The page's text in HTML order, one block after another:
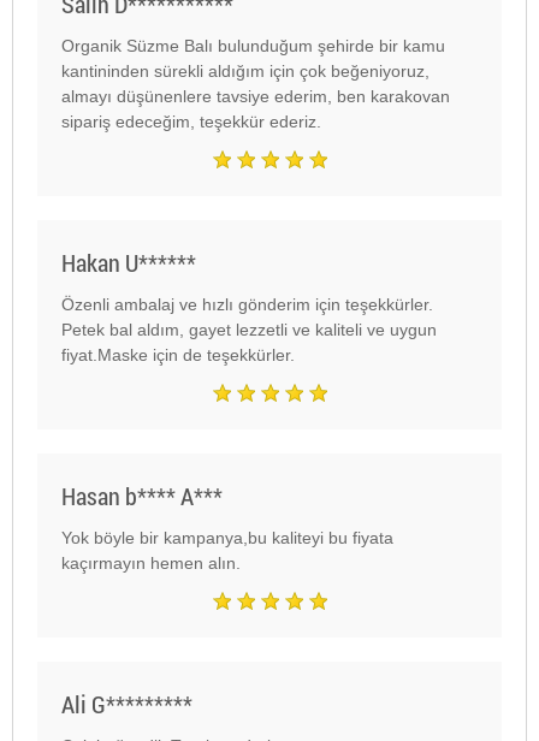
Organik Süzme Balı bulunduğum şehirde bir kamu
kantininden sürekli aldığım için çok beğeniyoruz,
almayı düşünenlere tavsiye ederim, ben karakovan
sipariş edeceğim, teşekkür ederiz.
Hakan U******
Özenli ambalaj ve hızlı gönderim için teşekkürler.
Petek bal aldım, gayet lezzetli ve kaliteli ve uygun
fiyat.Maske için de teşekkürler.
Hasan b**** A***
Yok böyle bir kampanya,bu kaliteyi bu fiyata
kaçırmayın hemen alın.
Ali G*********